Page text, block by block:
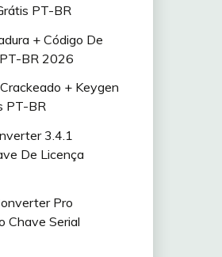
PT-BR
+ Código De
BR 2026
+ Keygen
PT-BR
3.4.1
De Licença
Pro
Chave Serial